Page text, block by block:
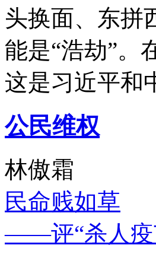
头换面、东拼
能是“浩劫”。
这是习近平和
公民维权
林傲霜
民命贱如草
——评“杀人疫